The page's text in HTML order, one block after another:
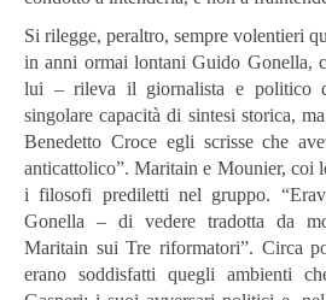
Si rilegge, peraltro, sempre volentieri
in anni ormai lontani Guido Gonella,
lui – rileva il giornalista e politico
singolare capacità di sintesi storica,
Benedetto Croce egli scrisse che
anticattolico”. Maritain e Mounier, coi
i filosofi prediletti nel gruppo.
Gonella – di vedere tradotta da
Maritain sui Tre riformatori”. Circa
erano soddisfatti quegli ambienti